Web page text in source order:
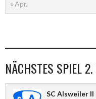
« Apr.
NÄCHSTES SPIEL
SC Alsweiler II